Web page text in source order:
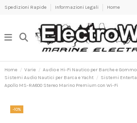
Spedizioni Rapide Informazioni Legali Home
Home Varie Audio e Hi-Fi Nautico per Barche e
Sistemi Audio Nautici per Barca e Yacht
Sistemi
Apollo MS-RA800 Stereo Marino Premium con Wi-Fi
-10%